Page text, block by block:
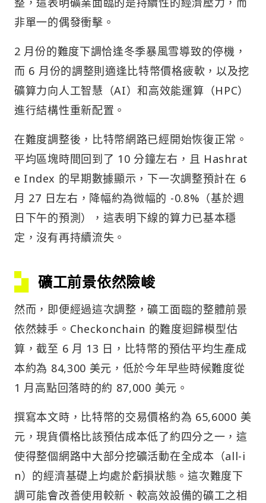
非單一的偶發衝擊。
2 月份的難度下調恰逢冬季暴風雪導致的停機，
而 6 月份的調整則適逢比特幣價格疲軟，以及挖
礦算力向人工智慧（AI）和高效能運算（HPC）
進行結構性重新配置。
在難度調整後，比特幣網路已經開始恢復正常。
平均區塊時間回到了 10 分鐘左右，且 Hashrat
e Index 的早期數據顯示，下一次調整預計在 6
月 27 日左右，降幅約為微幅的 -0.8%（基於週
日下午的預測），這表明下線的算力已基本穩
定，沒有再持續流失。
礦工前景依然險峻
然而，即便經過這次調整，礦工面臨的整體前景
依然棘手。Checkonchain 的難度迴歸模型估
算，截至 6 月 13 日，比特幣的預估平均生產成
本約為 84,300 美元，低於今年早些時候難度從
1 月高點回落時的約 87,000 美元。
撰寫本文時，比特幣的交易價格約為 65,6000 美
元，現貨價格比該預估成本低了約四分之一，這
使得整個網路中大部分挖礦活動在全成本（all-i
n）的經濟基礎上均處於虧損狀態。這次難度下
調可能會改善使用較新、較高效設備的礦工之相